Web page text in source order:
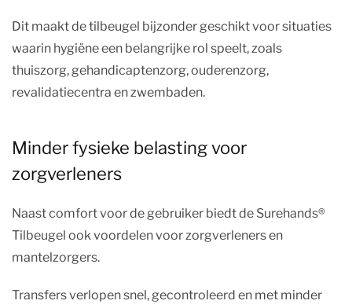
Dit maakt de tilbeugel bijzonder geschikt voor situaties
waarin hygiëne een belangrijke rol speelt, zoals
thuiszorg, gehandicaptenzorg, ouderenzorg,
revalidatiecentra en zwembaden.
Minder fysieke belasting voor
zorgverleners
Naast comfort voor de gebruiker biedt de Surehands®
Tilbeugel ook voordelen voor zorgverleners en
mantelzorgers.
Transfers verlopen snel, gecontroleerd en met minder